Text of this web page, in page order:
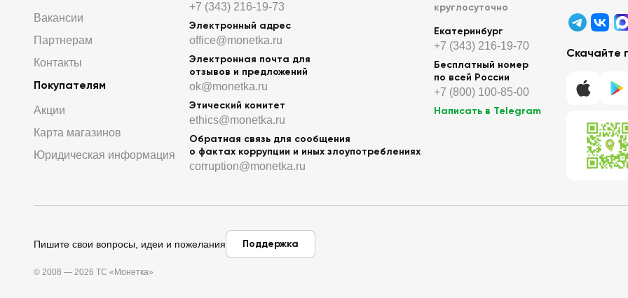
Вакансии
Партнерам
Контакты
Покупателям
Акции
Карта магазинов
Юридическая информация
+7 (343) 216-19-73
Электронный адрес
office@monetka.ru
Электронная почта для
отзывов и предложений
ok@monetka.ru
Этический комитет
ethics@monetka.ru
Обратная связь для сообщения
о фактах коррупции и иных злоупотреблениях
corruption@monetka.ru
круглосуточно
Екатеринбург
+7 (343) 216-19-70
Бесплатный номер
по всей России
+7 (800) 100-85-00
Написать в Telegram
Скачайте
Пишите свои вопросы, идеи и пожелания Поддержка
© 2008 — 2026 ТС «Монетка»